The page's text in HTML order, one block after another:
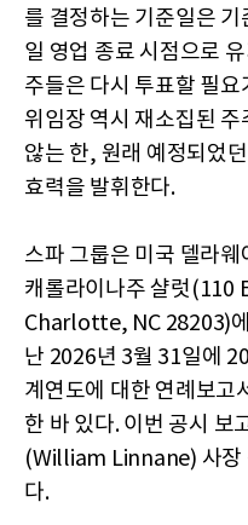
를 결정하는 기준일은
일 영업 종료 시점으로
주들은 다시 투표할 필
위임장 역시 재소집된 주
않는 한, 원래 예정되었
효력을 발휘한다.
스파 그룹은 미국 델라
캐롤라이나주 샬럿
Charlotte, NC 28203)에
난 2026년 3월 31일에
계연도에 대한 연례보
한 바 있다. 이번 공시 보
(William Linnane) 사장
다.